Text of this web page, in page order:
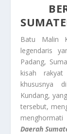
Batu Malin
legendaris
Padang,
kisah
khususnya
Kundang,
tersebut,
Daerah